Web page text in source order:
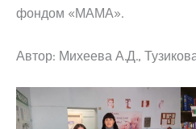
фондом «МАМА».
Автор: Михеева А.Д.,